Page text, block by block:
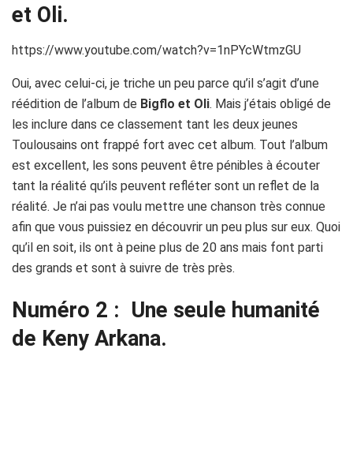
et Oli.
https://www.youtube.com/watch?v=1nPYcWtmzGU
Oui, avec celui-ci, je triche un peu parce qu’il s’agit d’une
réédition de l’album de Bigflo et Oli. Mais j’étais obligé de
les inclure dans ce classement tant les deux jeunes
Toulousains ont frappé fort avec cet album. Tout l’album
est excellent, les sons peuvent être pénibles à écouter
tant la réalité qu’ils peuvent refléter sont un reflet de la
réalité. Je n’ai pas voulu mettre une chanson très connue
afin que vous puissiez en découvrir un peu plus sur eux. Quoi
qu’il en soit, ils ont à peine plus de 20 ans mais font parti
des grands et sont à suivre de très près.
Numéro 2 : Une seule humanité
de Keny Arkana.